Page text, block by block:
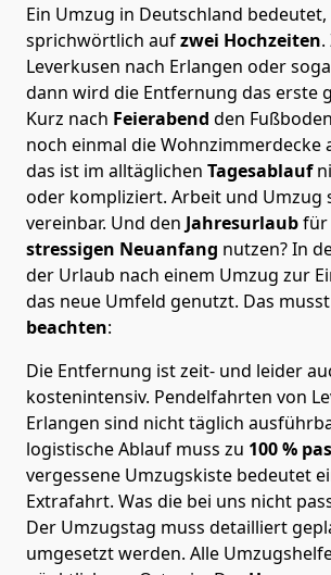
Ein Umzug in Deutschland
sprichwörtlich aufzwei Hochzeiten
Leverkusen nach Erlangen oder
dann wird die Entfernung das erste
Kurz nach Feierabend den
noch einmal die Wohnzimmerdecke
das ist im alltäglichen Tagesablauf
oder kompliziert. Arbeit und Umzug
vereinbar. Und den Jahresurlaubfür
stressigen Neuanfang nutzen? In
der Urlaub nach einem Umzug zur
das neue Umfeld genutzt. Das
beachten:
Die Entfernung ist zeit- und leider
kostenintensiv. Pendelfahrten von
Erlangen sind nicht täglich
logistische Ablauf muss zu 100 %
vergessene Umzugskiste bedeutet
Extrafahrt. Was die bei uns nicht
Der Umzugstag muss detailliert
umgesetzt werden. Alle